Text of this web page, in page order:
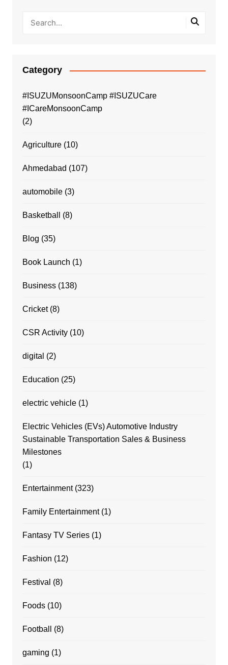
Category
#ISUZUMonsoonCamp #ISUZUCare
#ICareMonsoonCamp
(2)
Agriculture(10)
Ahmedabad (107)
automobile(3)
Basketball (8)
Blog (35)
Book Launch (1)
Business(138)
Cricket(8)
CSR Activity(10)
digital (2)
Education (25)
electric vehicle(1)
Electric Vehicles (EVs) Automotive Industry
Sustainable Transportation Sales & Business
Milestones
(1)
Entertainment(323)
Family Entertainment(1)
Fantasy TV Series(1)
Fashion (12)
Festival (8)
Foods(10)
Football (8)
gaming (1)